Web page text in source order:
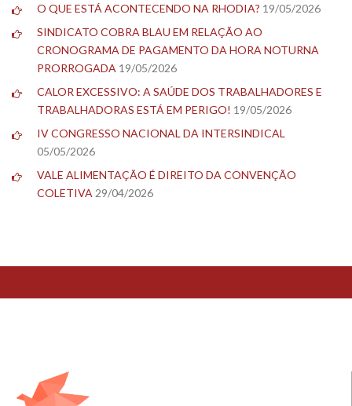
O QUE ESTÁ ACONTECENDO NA RHODIA? 19/05/2026
SINDICATO COBRA BLAU EM RELAÇÃO AO
CRONOGRAMA DE PAGAMENTO DA HORA NOTURNA
PRORROGADA 19/05/2026
CALOR EXCESSIVO: A SAÚDE DOS TRABALHADORES E
TRABALHADORAS ESTÁ EM PERIGO! 19/05/2026
IV CONGRESSO NACIONAL DA INTERSINDICAL
05/05/2026
VALE ALIMENTAÇÃO É DIREITO DA CONVENÇÃO
COLETIVA 29/04/2026
TESTE